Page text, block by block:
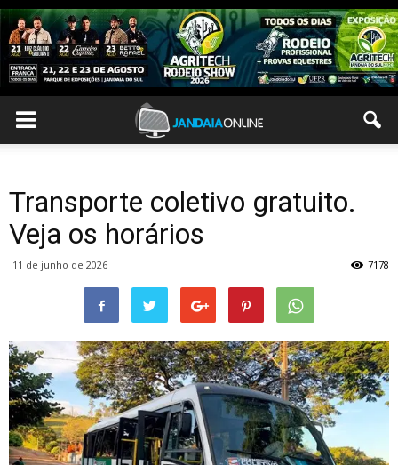
Transporte coletivo gratuito.
Veja os horários
11 de junho de 2026 7178